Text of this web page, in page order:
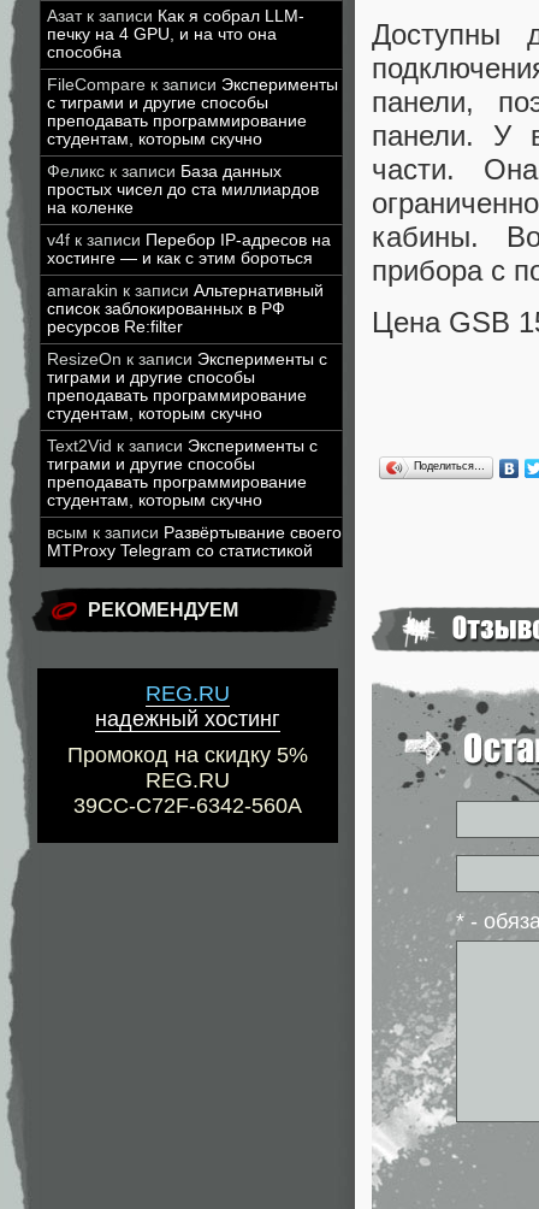
Азатк записи Как я собрал LLM-
печку на 4 GPU, и на что она
способна
FileCompare к записи Эксперименты
с тиграми и другие способы
преподавать программирование
студентам, которым скучно
Феликс к записи База данных
простых чисел до ста миллиардов
на коленке
v4f к записи Перебор IP-адресов на
хостинге — и как с этим бороться
amarakin к записи Альтернативный
список заблокированных в РФ
ресурсов Re:filter
ResizeOn к записи Эксперименты с
тиграми и другие способы
преподавать программирование
студентам, которым скучно
Text2Vid к записи Эксперименты с
тиграми и другие способы
преподавать программирование
студентам, которым скучно
всым к записи Развёртывание своего
MTProxy Telegram со статистикой
РЕКОМЕНДУЕМ
REG.RU
надежный хостинг
Промокод на скидку 5%
REG.RU
39CC-C72F-6342-560A
Доступны
панели,
панели. У
части.
кабины.
прибора с
Цена GSB
Поделиться…
* -